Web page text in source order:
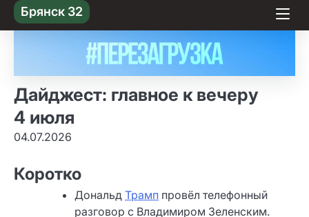
Skip
to content
Брянск 32
Дайджест: главное к вечеру
4 июля
04.07.2026
Коротко
Дональд Трамп провёл телефонный
разговор с Владимиром Зеленским.